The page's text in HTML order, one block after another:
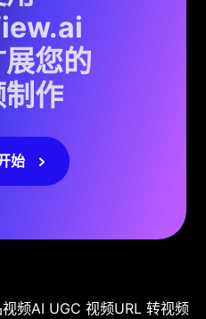
您的
作
始
频AI UGC 视频URL 转视频